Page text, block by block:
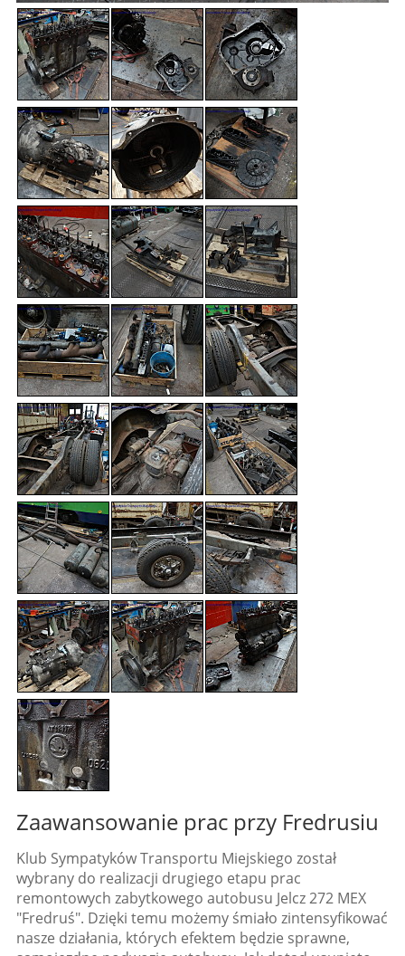
Zaawansowanie prac przy Fredrusiu
Klub Sympatyków Transportu Miejskiego został
wybrany do realizacji drugiego etapu prac
remontowych zabytkowego autobusu Jelcz 272 MEX
"Fredruś". Dzięki temu możemy śmiało zintensyfikować
nasze działania, których efektem będzie sprawne,